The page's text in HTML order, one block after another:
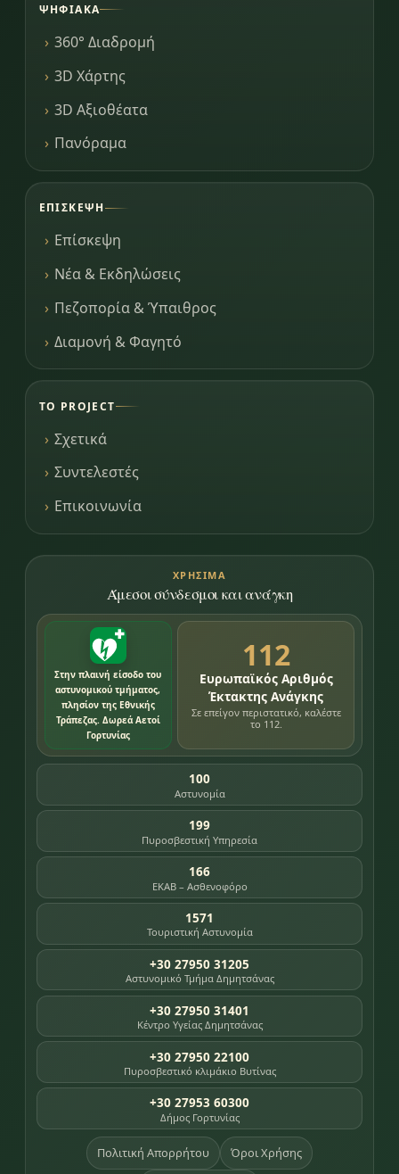
ΨΗΦΙΑΚΆ
360° Διαδρομή
3D Χάρτης
3D Αξιοθέατα
Πανόραμα
ΕΠΊΣΚΕΨΗ
Επίσκεψη
Νέα & Εκδηλώσεις
Πεζοπορία & Ύπαιθρος
Διαμονή & Φαγητό
ΤΟ PROJECT
Σχετικά
Συντελεστές
Επικοινωνία
ΧΡΉΣΙΜΑ
Άμεσοι σύνδεσμοι και ανάγκη
Στην πλαινή είσοδο του
αστυνομικού τμήματος,
πλησίον της Εθνικής
Τράπεζας. Δωρεά Αετοί
Γορτυνίας
112
Ευρωπαϊκός Αριθμός
Έκτακτης Ανάγκης
Σε επείγον περιστατικό, καλέστε
το 112.
100
Αστυνομία
199
Πυροσβεστική Υπηρεσία
166
ΕΚΑΒ – Ασθενοφόρο
1571
Τουριστική Αστυνομία
+30 27950 31205
Αστυνομικό Τμήμα Δημητσάνας
+30 27950 31401
Κέντρο Υγείας Δημητσάνας
+30 27950 22100
Πυροσβεστικό κλιμάκιο Βυτίνας
+30 27953 60300
Δήμος Γορτυνίας
Πολιτική Απορρήτου Όροι Χρήσης